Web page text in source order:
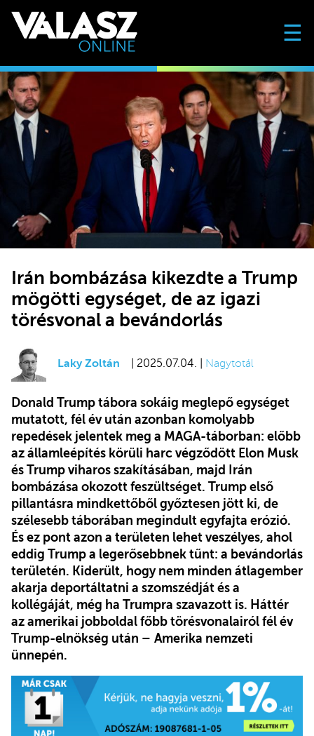
☰
Irán bombázása kikezdte a Trump
mögötti egységet, de az igazi
törésvonal a bevándorlás
Laky Zoltán | 2025.07.04. | Nagytotál
Donald Trump tábora sokáig meglepő egységet
mutatott, fél év után azonban komolyabb
repedések jelentek meg a MAGA-táborban: előbb
az államleépítés körüli harc végződött Elon Musk
és Trump viharos szakításában, majd Irán
bombázása okozott feszültséget. Trump első
pillantásra mindkettőből győztesen jött ki, de
szélesebb táborában megindult egyfajta erózió.
És ez pont azon a területen lehet veszélyes, ahol
eddig Trump a legerősebbnek tűnt: a bevándorlás
területén. Kiderült, hogy nem minden átlagember
akarja deportáltatni a szomszédját és a
kollégáját, még ha Trumpra szavazott is. Háttér
az amerikai jobboldal főbb törésvonalairól fél év
Trump-elnökség után – Amerika nemzeti
ünnepén.